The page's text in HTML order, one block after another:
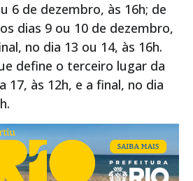
6 de dezembro, às 16h; de
dias 9 ou 10 de dezembro,
no dia 13 ou 14, às 16h.
define o terceiro lugar da
17, às 12h, e a final, no dia